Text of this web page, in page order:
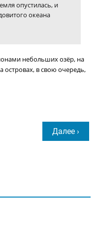
опустилась, и
океана
небольших озёр, на
островах, в свою очередь,
Далее ›